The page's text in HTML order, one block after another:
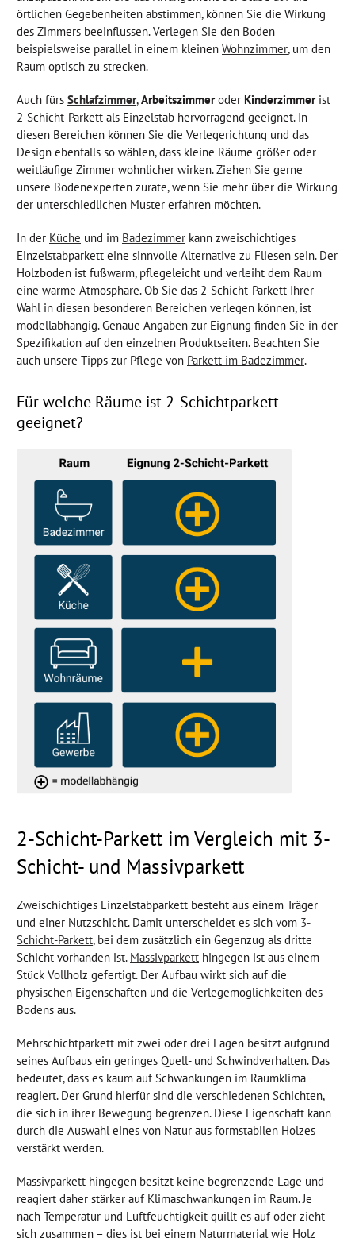
örtlichen Gegebenheiten abstimmen, können Sie die Wirkung
des Zimmers beeinflussen. Verlegen Sie den Boden
beispielsweise parallel in einem kleinen Wohnzimmer, um den
Raum optisch zu strecken.
Auch fürs Schlafzimmer,Arbeitszimmeroder Kinderzimmerist
2-Schicht-Parkett als Einzelstab hervorragend geeignet. In
diesen Bereichen können Sie die Verlegerichtung und das
Design ebenfalls so wählen, dass kleine Räume größer oder
weitläufige Zimmer wohnlicher wirken. Ziehen Sie gerne
unsere Bodenexperten zurate, wenn Sie mehr über die Wirkung
der unterschiedlichen Muster erfahren möchten.
In der Küche und im Badezimmer kann zweischichtiges
Einzelstabparkett eine sinnvolle Alternative zu Fliesen sein. Der
Holzboden ist fußwarm, pflegeleicht und verleiht dem Raum
eine warme Atmosphäre. Ob Sie das 2-Schicht-Parkett Ihrer
Wahl in diesen besonderen Bereichen verlegen können, ist
modellabhängig. Genaue Angaben zur Eignung finden Sie in der
Spezifikation auf den einzelnen Produktseiten. Beachten Sie
auch unsere Tipps zur Pflege von Parkett im Badezimmer.
Für welche Räume ist 2-Schichtparkett
geeignet?
2-Schicht-Parkett im Vergleich mit 3-
Schicht- und Massivparkett
Zweischichtiges Einzelstabparkett besteht aus einem Träger
und einer Nutzschicht. Damit unterscheidet es sich vom 3-
Schicht-Parkett, bei dem zusätzlich ein Gegenzug als dritte
Schicht vorhanden ist. Massivparkett hingegen ist aus einem
Stück Vollholz gefertigt. Der Aufbau wirkt sich auf die
physischen Eigenschaften und die Verlegemöglichkeiten des
Bodens aus.
Mehrschichtparkett mit zwei oder drei Lagen besitzt aufgrund
seines Aufbaus ein geringes Quell- und Schwindverhalten. Das
bedeutet, dass es kaum auf Schwankungen im Raumklima
reagiert. Der Grund hierfür sind die verschiedenen Schichten,
die sich in ihrer Bewegung begrenzen. Diese Eigenschaft kann
durch die Auswahl eines von Natur aus formstabilen Holzes
verstärkt werden.
Massivparkett hingegen besitzt keine begrenzende Lage und
reagiert daher stärker auf Klimaschwankungen im Raum. Je
nach Temperatur und Luftfeuchtigkeit quillt es auf oder zieht
sich zusammen – dies ist bei einem Naturmaterial wie Holz